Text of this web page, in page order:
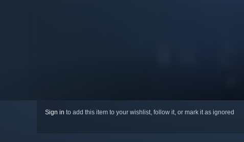
Sign in to add this item to your wishlist, follow it, or mark it as ignored